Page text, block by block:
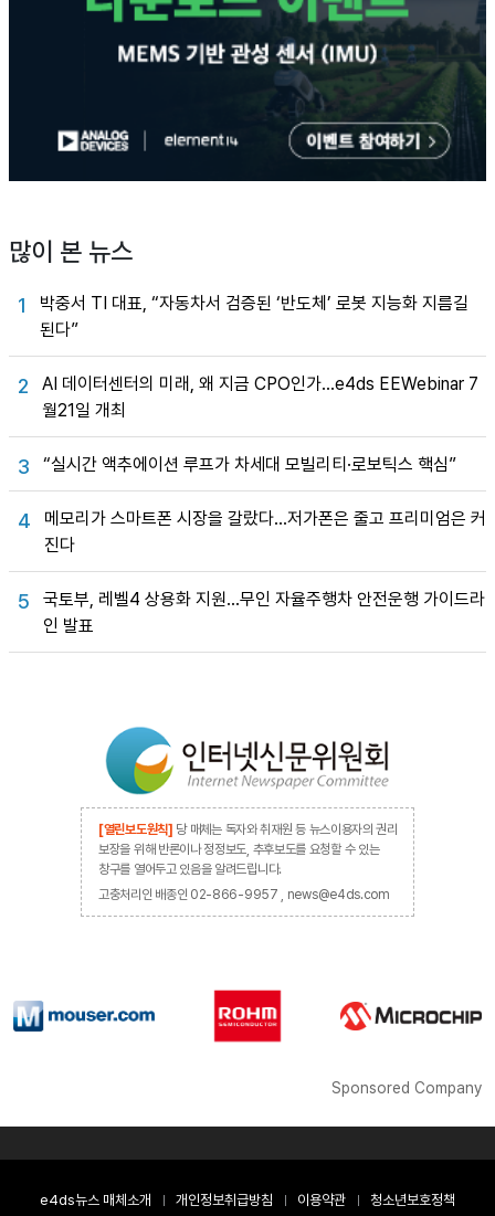
많이 본 뉴스
1
박중서 TI 대표, “자동차서 검증된 ‘반도체’ 로봇 지능화 지름길
된다”
2
AI 데이터센터의 미래, 왜 지금 CPO인가…e4ds EEWebinar 7
월21일 개최
3 “실시간 액추에이션 루프가 차세대 모빌리티·로보틱스 핵심”
4
메모리가 스마트폰 시장을 갈랐다…저가폰은 줄고 프리미엄은 커
진다
5
국토부, 레벨4 상용화 지원…무인 자율주행차 안전운행 가이드라
인 발표
[열린보도원칙] 당 매체는 독자와 취재원 등 뉴스이용자의 권리
보장을 위해 반론이나 정정보도, 추후보도를 요청할 수 있는
창구를 열어두고 있음을 알려드립니다.
고충처리인 배종인 02-866-9957 , news@e4ds.com
Sponsored Company
e4ds뉴스 매체소개 개인정보취급방침 이용약관 청소년보호정책